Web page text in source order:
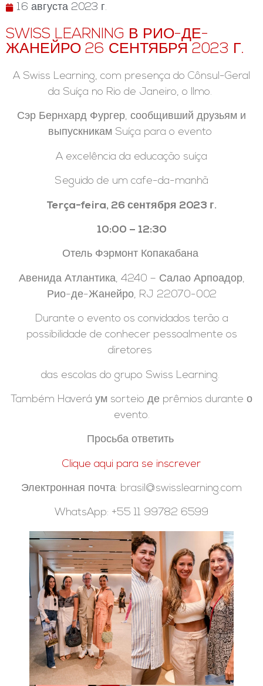
16 августа 2023 г.
SWISS LEARNING В РИО-ДЕ-
ЖАНЕЙРО 26 СЕНТЯБРЯ 2023 Г.
A Swiss Learning, com presença do Cônsul-Geral
da Suíça no Rio de Janeiro, o llmo.
Сэр Бернхард Фургер, сообщивший друзьям и
выпускникам Suíça para o evento
A excelência da educação suíça
Seguido de um cafe-da-manhã
Terça-feira, 26 сентября 2023 г.
10:00 – 12:30
Отель Фэрмонт Копакабана
Авенида Атлантика, 4240 – Салао Арпоадор,
Рио-де-Жанейро, RJ 22070-002
Durante o evento os convidados terão a
possibilidade de conhecer pessoalmente os
diretores
das escolas do grupo Swiss Learning.
Também Haverá ум sorteio де prêmios durante о
evento.
Просьба ответить
Clique aqui para se inscrever
Электронная почта: brasil@swisslearning.com
WhatsApp: +55 11 99782 6599